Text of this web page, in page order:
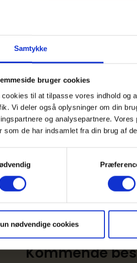
Samtykke
bruger cookies
cookies til at tilpasse vores indhold og
Vi deler også oplysninger om din
og analysepartnere.
som de har indsamlet fra din brug af
nødvendige cookies
Kontakt
Bestyrelsen kan kontaktes
gennem IKA sekretariatet:
ika@ika.dk
Kommende